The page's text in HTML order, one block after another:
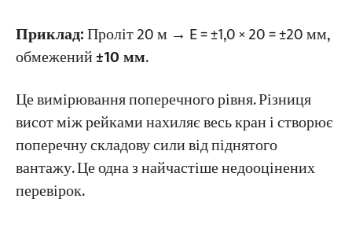
Приклад:Проліт 20 м → E = ±1,0 × 20 = ±20 мм,
обмежений±10 мм.
Це вимірювання поперечного рівня. Різниця
висот між рейками нахиляє весь кран і створює
поперечну складову сили від піднятого
вантажу. Це одна з найчастіше недооцінених
перевірок.